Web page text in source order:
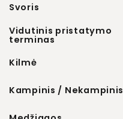
Svoris
Vidutinis pristatymo
terminas
Kilmė
Kampinis / Nekampinis